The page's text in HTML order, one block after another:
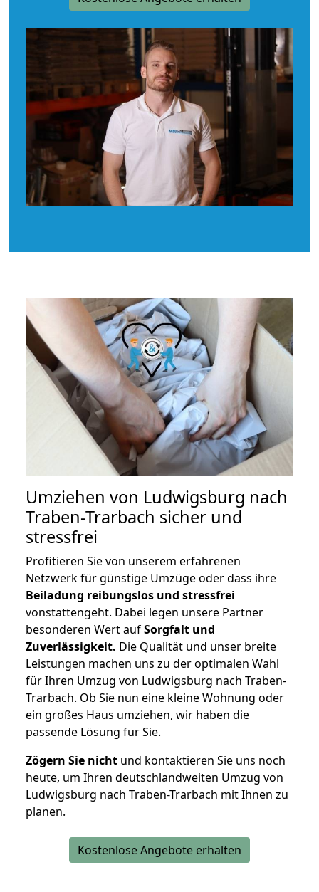
Umziehen von Ludwigsburg nach
Traben-Trarbach sicher und
stressfrei
Profitieren Sie von unserem erfahrenen
Netzwerk für günstige Umzüge oder dass ihre
Beiladung reibungslos und stressfrei
vonstattengeht. Dabei legen unsere Partner
besonderen Wert aufSorgfalt und
Zuverlässigkeit. Die Qualität und unser breite
Leistungen machen uns zu der optimalen Wahl
für Ihren Umzug von Ludwigsburg nach Traben-
Trarbach. Ob Sie nun eine kleine Wohnung oder
ein großes Haus umziehen, wir haben die
passende Lösung für Sie.
Zögern Sie nicht und kontaktieren Sie uns noch
heute, um Ihren deutschlandweiten Umzug von
Ludwigsburg nach Traben-Trarbach mit Ihnen zu
planen.
Kostenlose Angebote erhalten